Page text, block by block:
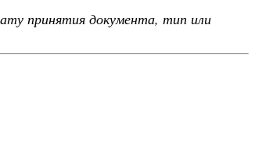
принятия документа, тип или